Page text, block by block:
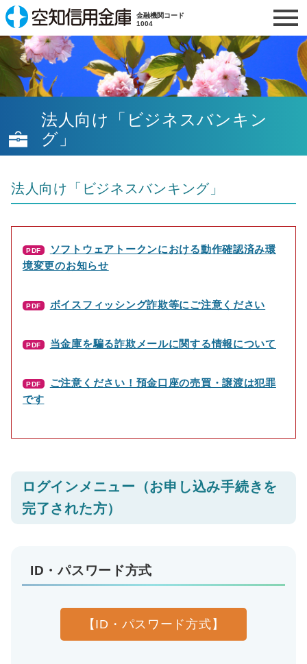
メ
イ
ン
メ
ニ
移
動
本
文
へ
移
動
金融機関コード
1004
こ
こ
か
で
す
法人向け「ビジネスバンキン
グ」
法人向け「ビジネスバンキング」
PDF
ソフトウェアトークンにおける動作確認済み環
境変更のお知らせ
PDF ボイスフィッシング詐欺等にご注意ください
PDF 当金庫を騙る詐欺メールに関する情報について
PDF
ご注意ください！預金口座の売買・譲渡は犯罪
です
ログインメニュー（お申し込み手続きを
完了された方）
ID・パスワード方式
【ID・パスワード方式】
本
文
こ
ま
こ
こ
か
フ
メ
ニ